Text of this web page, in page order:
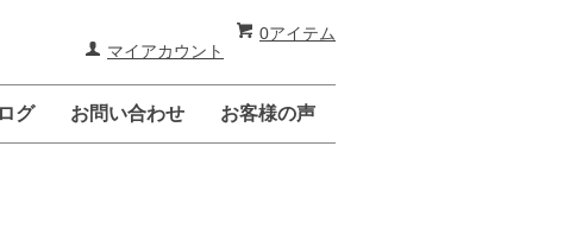
0アイテム
マイアカウント
グ お問い合わせ お客様の声